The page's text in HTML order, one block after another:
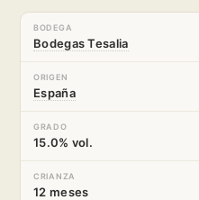
BODEGA
Bodegas Tesalia
ORIGEN
España
GRADO
15.0% vol.
CRIANZA
12 meses